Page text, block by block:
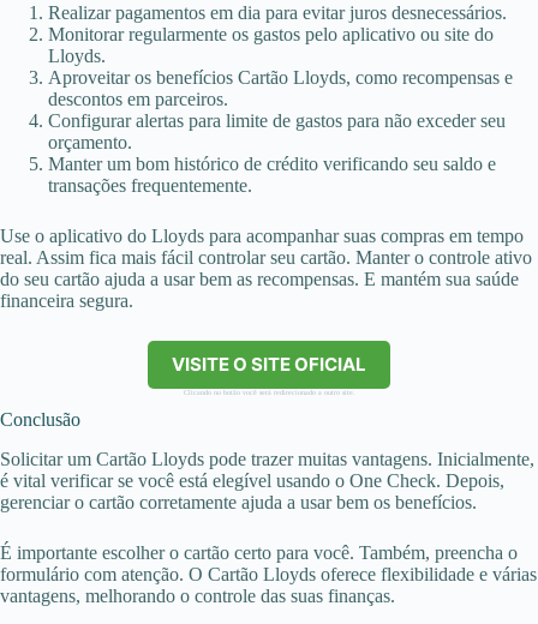
Realizar pagamentos em dia para evitar juros desnecessários.
Monitorar regularmente os gastos pelo aplicativo ou site do
Lloyds.
Aproveitar os benefícios Cartão Lloyds, como recompensas e
descontos em parceiros.
Configurar alertas para limite de gastos para não exceder seu
orçamento.
Manter um bom histórico de crédito verificando seu saldo e
transações frequentemente.
Use o aplicativo do Lloyds para acompanhar suas compras em tempo
real. Assim fica mais fácil controlar seu cartão. Manter o controle ativo
do seu cartão ajuda a usar bem as recompensas. E mantém sua saúde
financeira segura.
VISITE O SITE OFICIAL
Clicando no botão você será redirecionado a outro site.
Conclusão
Solicitar um Cartão Lloyds pode trazer muitas vantagens. Inicialmente,
é vital verificar se você está elegível usando o One Check. Depois,
gerenciar o cartão corretamente ajuda a usar bem os benefícios.
É importante escolher o cartão certo para você. Também, preencha o
formulário com atenção. O Cartão Lloyds oferece flexibilidade e várias
vantagens, melhorando o controle das suas finanças.